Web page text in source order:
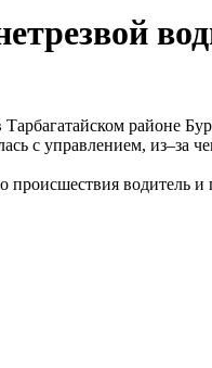
районе
с управлением, из–за
происшествия